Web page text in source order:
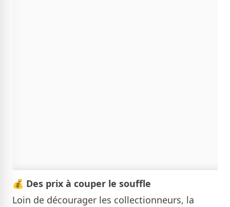
💰 Des prix à couper le souffle
Loin de décourager les collectionneurs, la